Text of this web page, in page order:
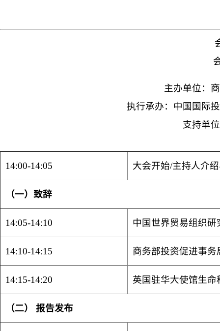
主办单位：
执行承办：中国国际
支持单
14:00-14:05 大会开始/主持人介
（一）致辞
14:05-14:10 中国世界贸易组织研
14:10-14:15 商务部投资促进事务
14:15-14:20 英国驻华大使馆生
（二） 报告发布